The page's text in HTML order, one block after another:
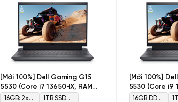
[Mới 100%] Dell Gaming G15
5530 (Core i7 13650HX, RAM
16GB, SSD 1TB, NVIDIA
16GB: 2x
1TB SSD
[Mới 100%]
5530 (Core i9
16GB, SSD
16GB DDR5